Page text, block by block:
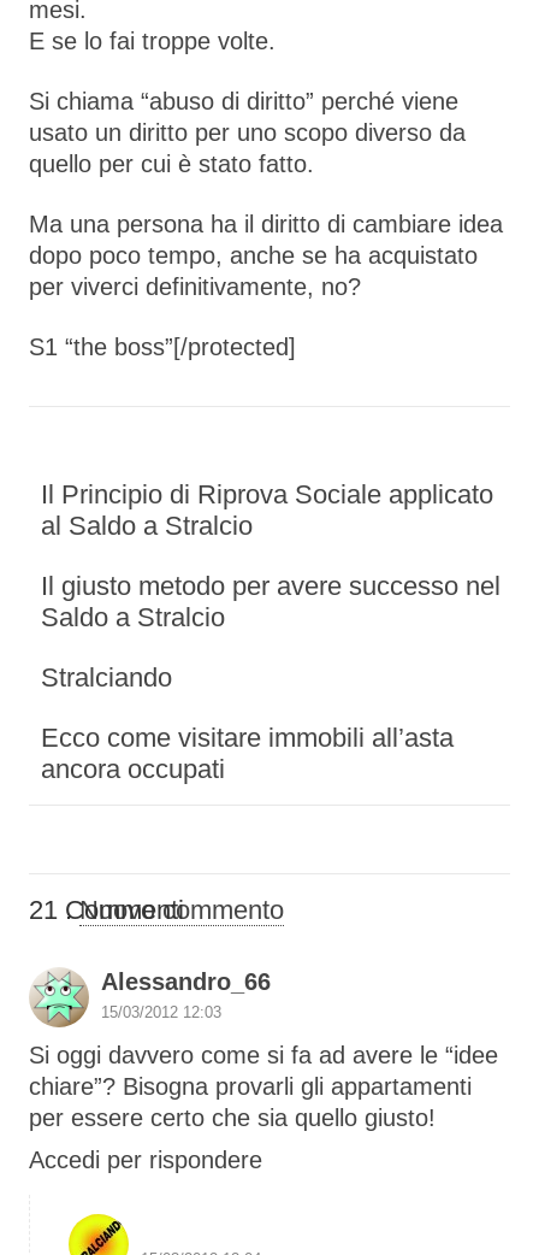
mesi.
E se lo fai troppe volte.
Si chiama “abuso di diritto” perché viene
usato un diritto per uno scopo diverso da
quello per cui è stato fatto.
Ma una persona ha il diritto di cambiare idea
dopo poco tempo, anche se ha acquistato
per viverci definitivamente, no?
S1 “the boss”[/protected]
Il Principio di Riprova Sociale applicato
al Saldo a Stralcio
Il giusto metodo per avere successo nel
Saldo a Stralcio
Stralciando
Ecco come visitare immobili all’asta
ancora occupati
21 Commenti
. Nuovo commento
Alessandro_66
15/03/2012 12:03
Si oggi davvero come si fa ad avere le “idee
chiare”? Bisogna provarli gli appartamenti
per essere certo che sia quello giusto!
Accedi per rispondere